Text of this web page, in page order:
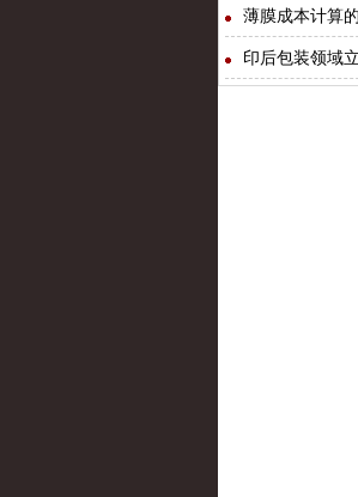
薄膜成本计算
印后包装领域